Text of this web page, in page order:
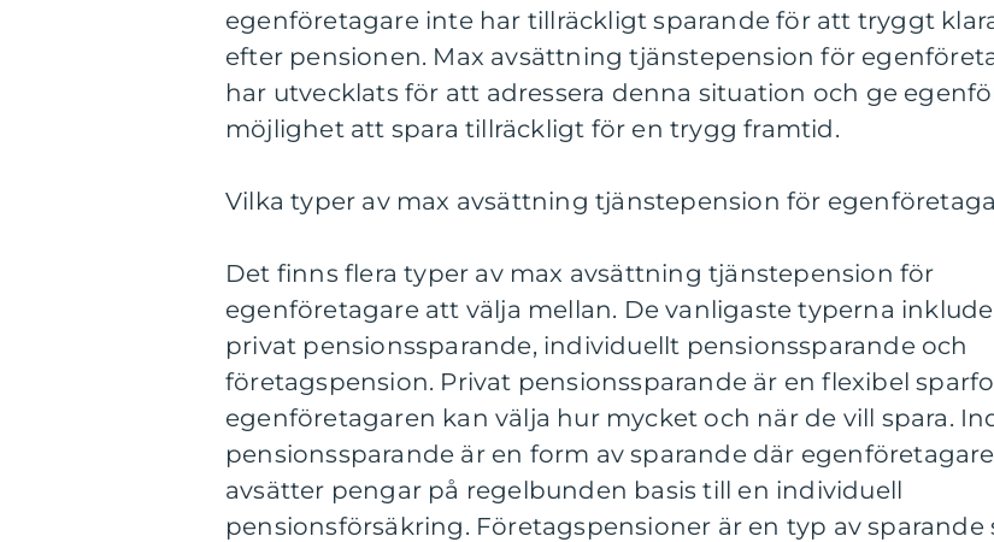
egenföretagare inte har tillräckligt sparande för att tryggt
efter pensionen. Max avsättning tjänstepension för
har utvecklats för att adressera denna situation och ge
möjlighet att spara tillräckligt för en trygg framtid.
Vilka typer av max avsättning tjänstepension för
Det finns flera typer av max avsättning tjänstepension för
egenföretagare att välja mellan. De vanligaste typerna
privat pensionssparande, individuellt pensionssparande och
företagspension. Privat pensionssparande är en flexibel
egenföretagaren kan välja hur mycket och när de vill spara.
pensionssparande är en form av sparande där
avsätter pengar på regelbunden basis till en individuell
pensionsförsäkring. Företagspensioner är en typ av sparande